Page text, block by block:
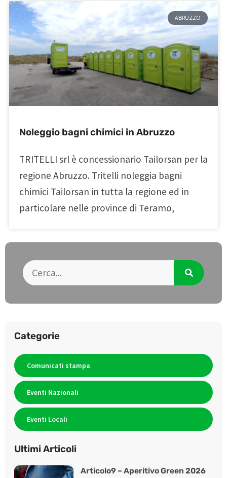
ABRUZZO
Noleggio bagni chimici in Abruzzo
TRITELLI srl è concessionario Tailorsan per la
regione Abruzzo. Tritelli noleggia bagni
chimici Tailorsan in tutta la regione ed in
particolare nelle province di Teramo,
Categorie
Comunicati stampa
Eventi Nazionali
Eventi Locali
Ultimi Articoli
Articolo9 – Aperitivo Green 2026